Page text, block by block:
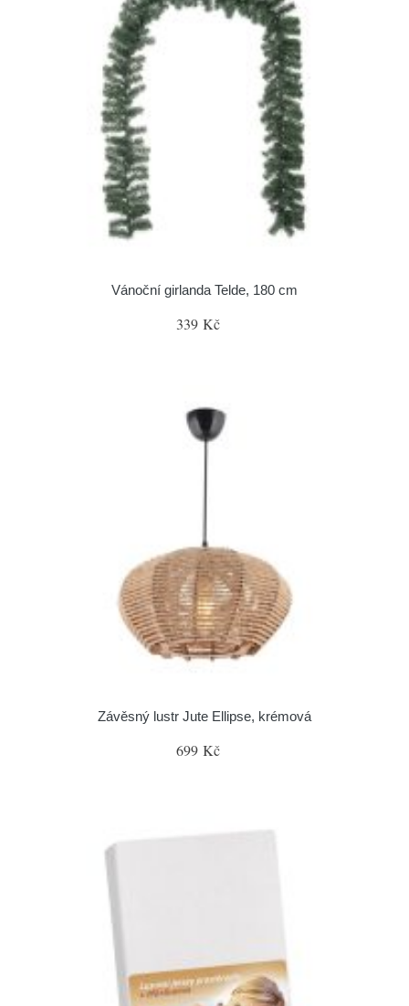
Vánoční girlanda Telde, 180 cm
339 Kč
Závěsný lustr Jute Ellipse, krémová
699 Kč